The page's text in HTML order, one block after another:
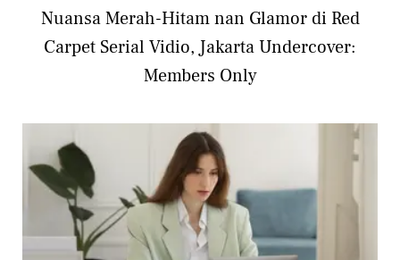
Nuansa Merah-Hitam nan Glamor di Red
Carpet Serial Vidio, Jakarta Undercover:
Members Only